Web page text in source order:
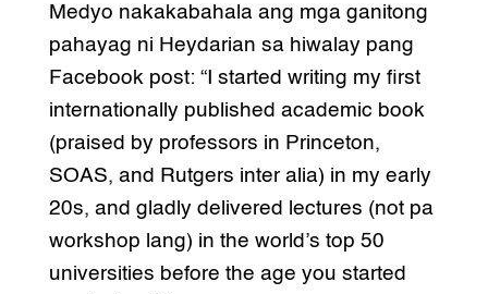
Medyo nakakabahala ang mga ganitong
pahayag ni Heydarian sa hiwalay pang
Facebook post: “I started writing my first
internationally published academic book
(praised by professors in Princeton,
SOAS, and Rutgers inter alia) in my early
20s, and gladly delivered lectures (not pa
workshop lang) in the world’s top 50
universities before the age you started